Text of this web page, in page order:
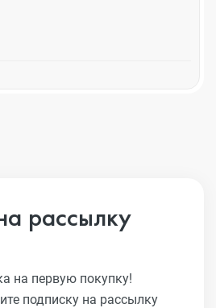
рассылку
на первую покупку!
подписку на рассылку